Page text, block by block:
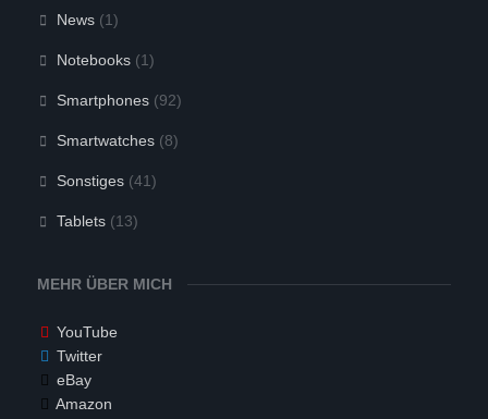
News(1)
Notebooks(1)
Smartphones(92)
Smartwatches(8)
Sonstiges(41)
Tablets(13)
MEHR ÜBER MICH
YouTube
Twitter
eBay
Amazon